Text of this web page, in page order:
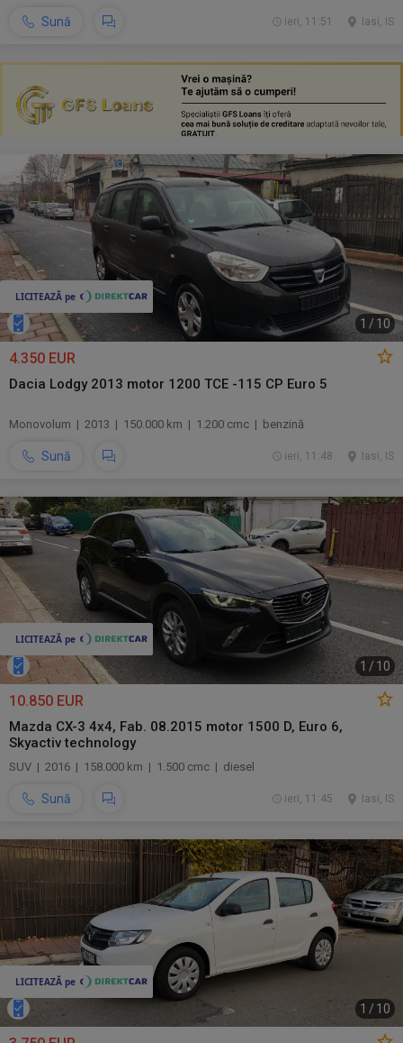
Sună Iasi, IS
ieri, 11:51
1 / 10
4.350 EUR
Dacia Lodgy 2013 motor 1200 TCE -115 CP Euro 5
Monovolum | 2013 | 150.000 km | 1.200 cmc | benzină
Sună Iasi, IS
ieri, 11:48
1 / 10
10.850 EUR
Mazda CX-3 4x4, Fab. 08.2015 motor 1500 D, Euro 6,
Skyactiv technology
SUV | 2016 | 158.000 km | 1.500 cmc | diesel
Sună Iasi, IS
ieri, 11:45
1 / 10